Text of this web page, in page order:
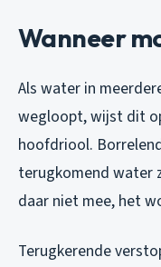
Wanneer
Als water in
wegloopt, wijst dit
hoofdriool.
terugkomend water
daar niet mee, het
Terugkerende